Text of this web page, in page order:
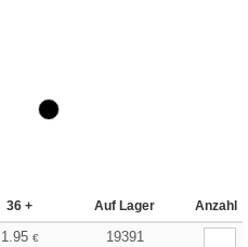
36 + Auf Lager Anzahl
1.95 €
19391